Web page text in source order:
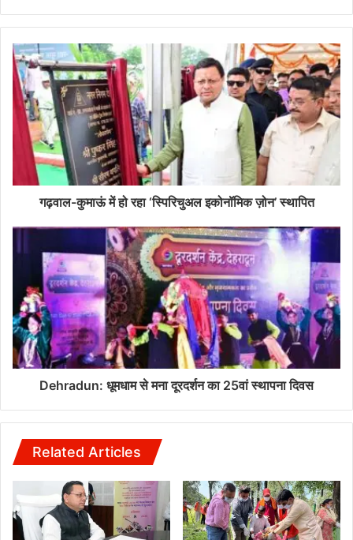
गढ़वाल-कुमाऊं में हो रहा ‘स्पिरिचुअल इकोनॉमिक ज़ोन’ स्थापित
Dehradun: धूमधाम से मना दूरदर्शन का 25वां स्थापना दिवस
Related Articles